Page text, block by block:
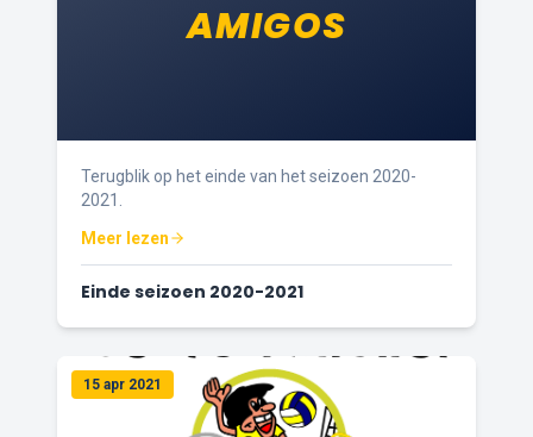
AMIGOS
Terugblik op het einde van het seizoen 2020-
2021.
Meer lezen
Einde seizoen 2020-2021
15 apr 2021